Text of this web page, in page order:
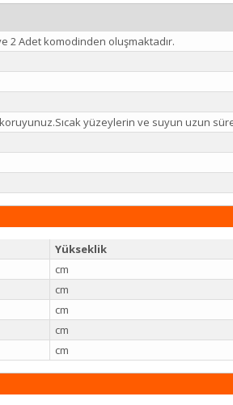
2 Adet komodinden oluşmaktadır.
yüzeylerin ve suyun uzun
Yükseklik
cm
cm
cm
cm
cm